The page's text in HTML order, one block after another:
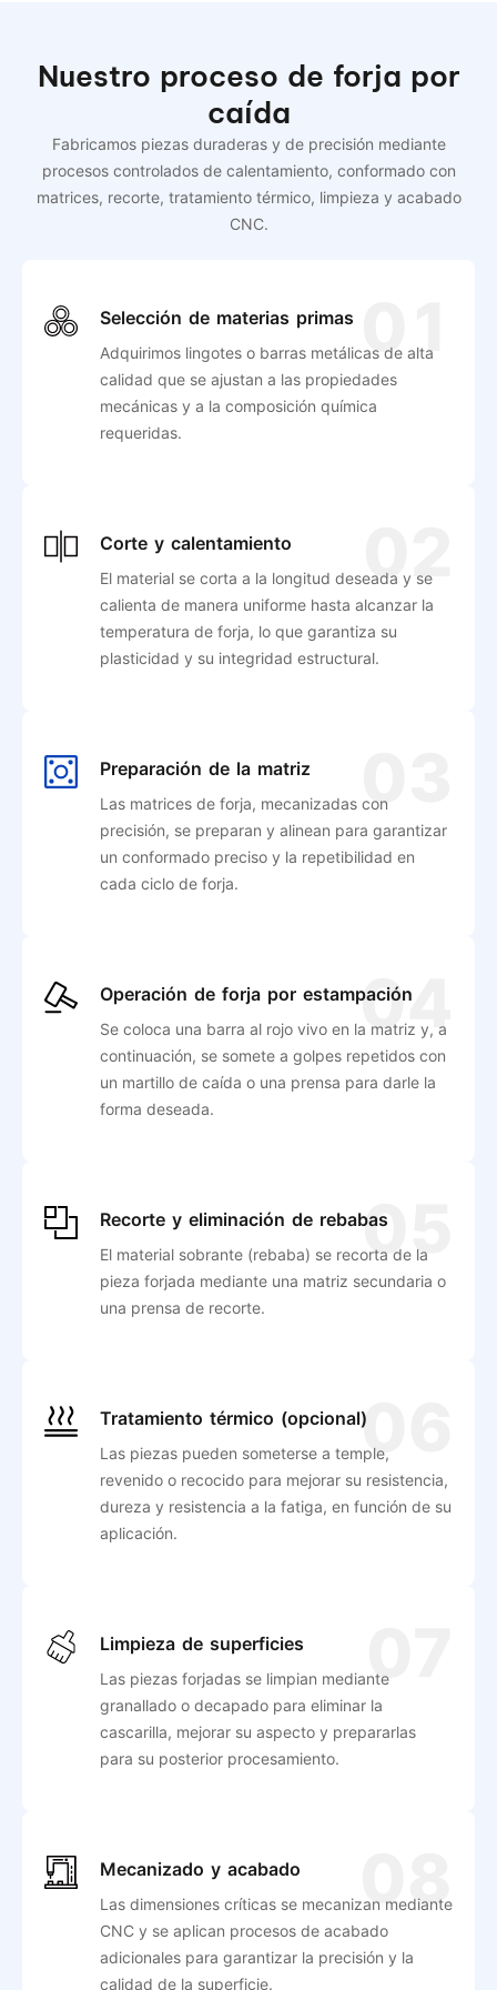
Nuestro proceso de forja por
caída
Fabricamos piezas duraderas y de precisión mediante
procesos controlados de calentamiento, conformado con
matrices, recorte, tratamiento térmico, limpieza y acabado
CNC.
Selección de materias primas
Adquirimos lingotes o barras metálicas de alta
calidad que se ajustan a las propiedades
mecánicas y a la composición química
requeridas.
01
Corte y calentamiento
El material se corta a la longitud deseada y se
calienta de manera uniforme hasta alcanzar la
temperatura de forja, lo que garantiza su
plasticidad y su integridad estructural.
02
Preparación de la matriz
Las matrices de forja, mecanizadas con
precisión, se preparan y alinean para garantizar
un conformado preciso y la repetibilidad en
cada ciclo de forja.
Operación de forja por estampación
Se coloca una barra al rojo vivo en la matriz y, a
continuación, se somete a golpes repetidos con
un martillo de caída o una prensa para darle la
forma deseada.
04
Recorte y eliminación de rebabas
El material sobrante (rebaba) se recorta de la
pieza forjada mediante una matriz secundaria o
una prensa de recorte.
05
Tratamiento térmico (opcional)
Las piezas pueden someterse a temple,
revenido o recocido para mejorar su resistencia,
dureza y resistencia a la fatiga, en función de su
aplicación.
06
Limpieza de superficies
Las piezas forjadas se limpian mediante
granallado o decapado para eliminar la
cascarilla, mejorar su aspecto y prepararlas
para su posterior procesamiento.
07
Mecanizado y acabado
Las dimensiones críticas se mecanizan mediante
CNC y se aplican procesos de acabado
adicionales para garantizar la precisión y la
calidad de la superficie.
08